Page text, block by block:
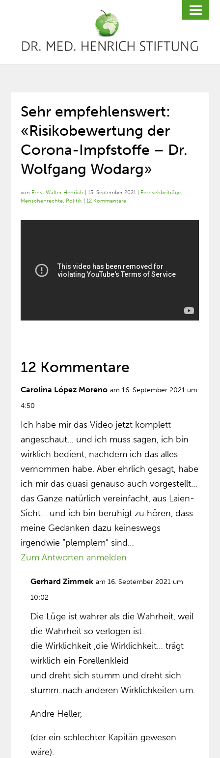
Sehr empfehlenswert:
«Risikobewertung der
Corona-Impfstoffe – Dr.
Wolfgang Wodarg»
von Ernst Walter Henrich |15. September 2021 Fernsehbeiträge,
Menschenrechte, Politik |12 Kommentare
12 Kommentare
Carolina López Moreno am 16. September 2021 um
4:50
Ich habe mir das Video jetzt komplett
angeschaut… und ich muss sagen, ich bin
wirklich bedient, nachdem ich das alles
vernommen habe. Aber ehrlich gesagt, habe
ich mir das quasi genauso auch vorgestellt…
das Ganze natürlich vereinfacht, aus Laien-
Sicht… und ich bin beruhigt zu hören, dass
meine Gedanken dazu keineswegs
irgendwie “plemplem” sind…
Zum Antworten anmelden
Gerhard Zimmek am 16. September 2021 um
10:02
Die Lüge ist wahrer als die Wahrheit, weil
die Wahrheit so verlogen ist..
die Wirklichkeit ,die Wirklichkeit… trägt
wirklich ein Forellenkleid
und dreht sich stumm und dreht sich
stumm..nach anderen Wirklichkeiten um.
Andre Heller,
(der ein schlechter Kapitän gewesen
wäre).